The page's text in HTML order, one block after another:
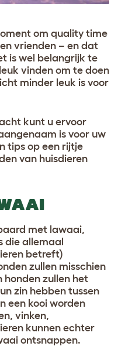
om quality time
vrienden – en dat
is wel belangrijk te
vinden om te doen
minder leuk is voor
kunt u ervoor
is voor uw
tips op een rijtje
van huisdieren
met lawaai,
die allemaal
betreft)
zullen misschien
honden zullen het
zin hebben tussen
een kooi worden
vinken,
kunnen echter
ontsnappen.